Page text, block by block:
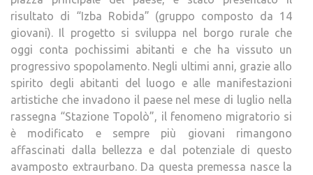
risultato di “Izba Robida” (gruppo composto da 14
giovani). Il progetto si sviluppa nel borgo rurale che
oggi conta pochissimi abitanti e che ha vissuto un
progressivo spopolamento. Negli ultimi anni, grazie allo
spirito degli abitanti del luogo e alle manifestazioni
artistiche che invadono il paese nel mese di luglio nella
rassegna “Stazione Topolò”, il fenomeno migratorio si
è modificato e sempre più giovani rimangono
affascinati dalla bellezza e dal potenziale di questo
avamposto extraurbano. Da questa premessa nasce la